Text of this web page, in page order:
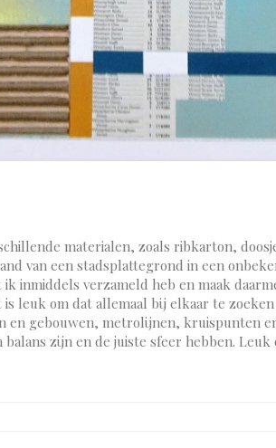
materialen, zoals ribkarton,
van een stadsplattegrond in een
verzameld heb en maak
leuk om dat allemaal bij elkaar te
en gebouwen, metrolijnen, kruispunten
zijn en de juiste sfeer hebben.